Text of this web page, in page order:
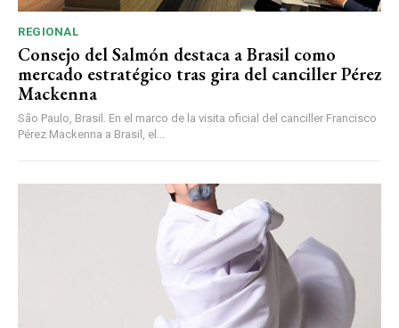
REGIONAL
Consejo del Salmón destaca a Brasil como
mercado estratégico tras gira del canciller Pérez
Mackenna
São Paulo, Brasil. En el marco de la visita oficial del canciller Francisco
Pérez Mackenna a Brasil, el...